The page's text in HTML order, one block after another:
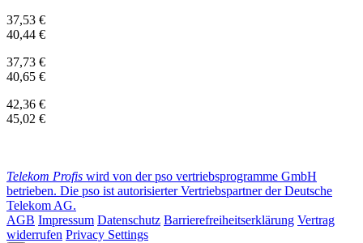
37,53 €
40,44 €
37,73 €
40,65 €
42,36 €
45,02 €
Telekom Profis wird von der pso vertriebsprogramme GmbH
betrieben. Die pso ist autorisierter Vertriebspartner der Deutsche
Telekom AG.
AGB Impressum Datenschutz Barrierefreiheitserklärung Vertrag
widerrufen Privacy Settings